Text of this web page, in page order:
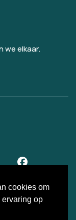
cookies om
ervaring op
we elkaar.